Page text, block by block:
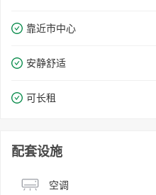
靠近市中心
安静舒适
可长租
配套设施
空调